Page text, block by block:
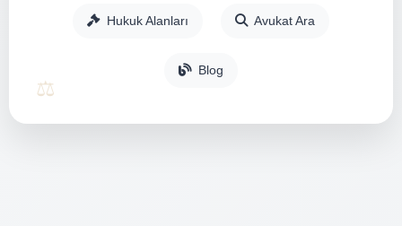
Hukuk Alanları Avukat Ara
Blog